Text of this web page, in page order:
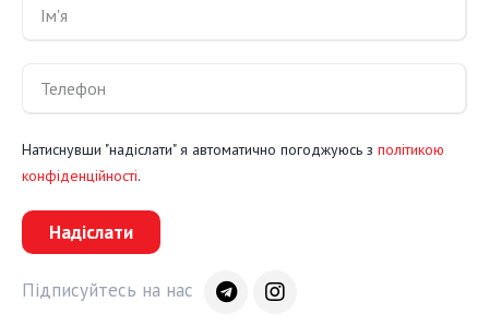
Натиснувши "надіслати" я автоматично погоджуюсь з політикою
конфіденційності.
Надіслати
Підписуйтесь на нас